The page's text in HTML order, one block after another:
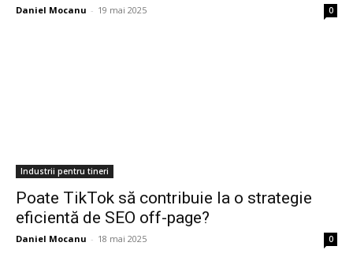
Daniel Mocanu - 19 mai 2025 0
Industrii pentru tineri
Poate TikTok să contribuie la o strategie
eficientă de SEO off-page?
Daniel Mocanu - 18 mai 2025 0